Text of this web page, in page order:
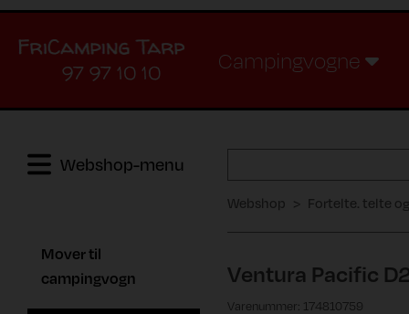
97 97 10 10
Campingvogne
Webshop-menu
Webshop Fortelte. telte
Mover til
campingvogn
Ventura Pacific
Varenummer: 174810759